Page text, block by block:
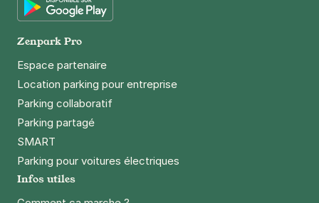
Zenpark Pro
Espace partenaire
Location parking pour entreprise
Parking collaboratif
Parking partagé
SMART
Parking pour voitures électriques
Infos utiles